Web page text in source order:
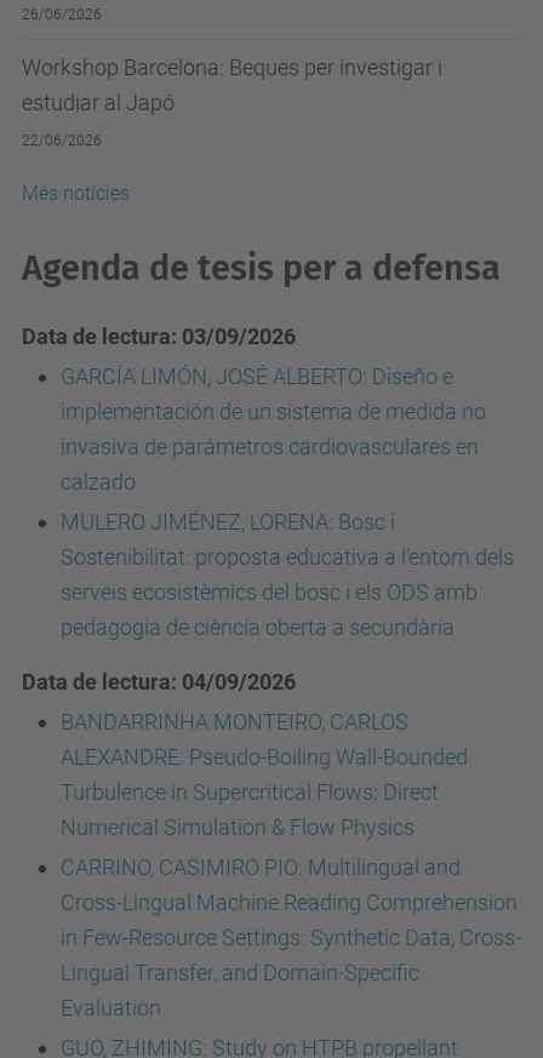
26/06/2026
Workshop Barcelona: Beques per investigar i
estudiar al Japó
22/06/2026
Més notícies
Agenda de tesis per a defensa
Data de lectura: 03/09/2026
GARCÍA LIMÓN, JOSÉ ALBERTO: Diseño e
implementación de un sistema de medida no
invasiva de parámetros cardiovasculares en
calzado
MULERO JIMÉNEZ, LORENA: Bosc i
Sostenibilitat: proposta educativa a l’entorn dels
serveis ecosistèmics del bosc i els ODS amb
pedagogia de ciència oberta a secundària
Data de lectura: 04/09/2026
BANDARRINHA MONTEIRO, CARLOS
ALEXANDRE: Pseudo-Boiling Wall-Bounded
Turbulence in Supercritical Flows: Direct
Numerical Simulation & Flow Physics
CARRINO, CASIMIRO PIO: Multilingual and
Cross-Lingual Machine Reading Comprehension
in Few-Resource Settings: Synthetic Data, Cross-
Lingual Transfer, and Domain-Specific
Evaluation
GUO, ZHIMING: Study on HTPB propellant